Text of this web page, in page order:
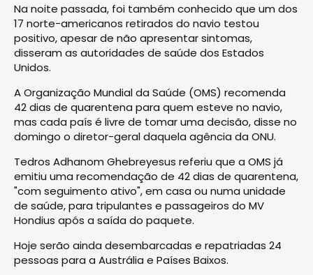
Na noite passada, foi também conhecido que um dos
17 norte-americanos retirados do navio testou
positivo, apesar de não apresentar sintomas,
disseram as autoridades de saúde dos Estados
Unidos.
A Organização Mundial da Saúde (OMS) recomenda
42 dias de quarentena para quem esteve no navio,
mas cada país é livre de tomar uma decisão, disse no
domingo o diretor-geral daquela agência da ONU.
Tedros Adhanom Ghebreyesus referiu que a OMS já
emitiu uma recomendação de 42 dias de quarentena,
"com seguimento ativo", em casa ou numa unidade
de saúde, para tripulantes e passageiros do MV
Hondius após a saída do paquete.
Hoje serão ainda desembarcadas e repatriadas 24
pessoas para a Austrália e Países Baixos.